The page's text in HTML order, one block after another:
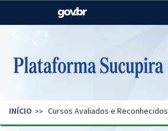
Casa Civil
Pecuária e Abastecimento
Secretaria de Governo
INÍCIO Cursos Avaliados e Reconhecidos